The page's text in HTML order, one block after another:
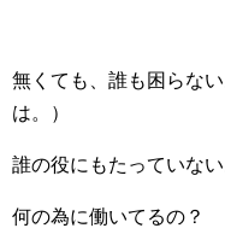
無くても、誰も困らな
は。）
誰の役にもたっていない
何の為に働いてるの？